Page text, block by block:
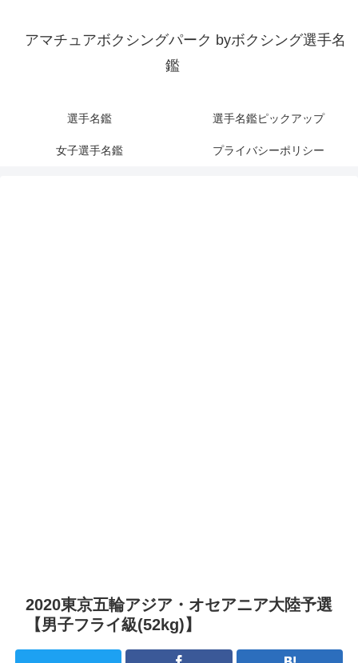
アマチュアボクシングパーク byボクシング選手名
鑑
選手名鑑 選手名鑑ピックアップ
女子選手名鑑 プライバシーポリシー
2020東京五輪アジア・オセアニア大陸予選
【男子フライ級(52kg)】